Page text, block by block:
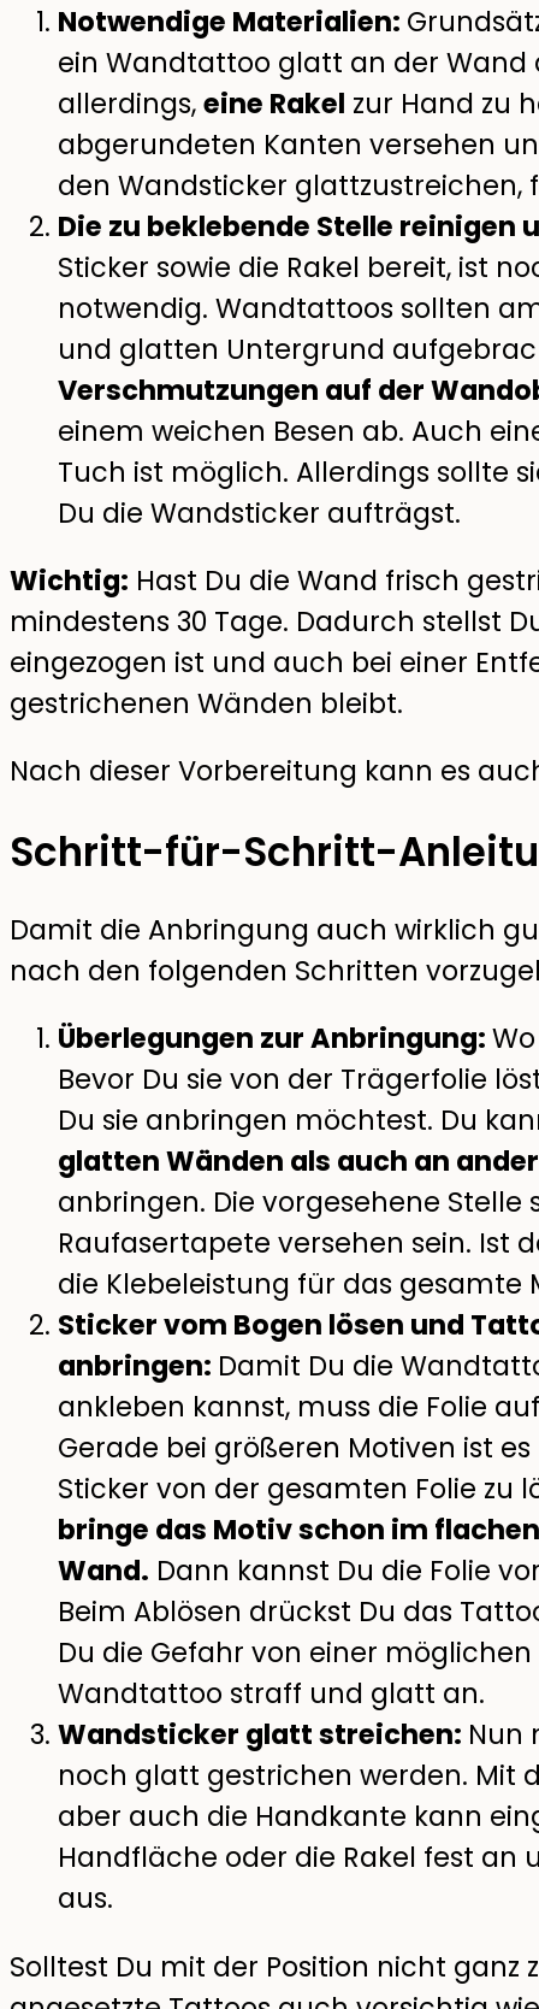
Notwendige Materialien:
ein Wandtattoo glatt an der Wand
allerdings,eine Rakel zur Hand zu
abgerundeten Kanten versehen
den Wandsticker glattzustreichen,
Die zu beklebende Stelle
Sticker sowie die Rakel bereit, ist
notwendig. Wandtattoos sollten
und glatten Untergrund
Verschmutzungen auf der
einem weichen Besen ab. Auch
Tuch ist möglich. Allerdings sollte
Du die Wandsticker aufträgst.
Wichtig: Hast Du die Wand frisch
mindestens 30 Tage. Dadurch stellst
eingezogen ist und auch bei einer
gestrichenen Wänden bleibt.
Nach dieser Vorbereitung kann es
Schritt-für-Schritt-
Damit die Anbringung auch wirklich
nach den folgenden Schritten
Überlegungen zur Anbringung:
Bevor Du sie von der Trägerfolie
Du sie anbringen möchtest. Du
glatten Wänden als auch an
anbringen. Die vorgesehene
Raufasertapete versehen sein. Ist
die Klebeleistung für das gesamte
Sticker vom Bogen lösen und
anbringen: Damit Du die
ankleben kannst, muss die Folie
Gerade bei größeren Motiven ist
Sticker von der gesamten Folie zu
bringe das Motiv schon im
Wand. Dann kannst Du die Folie
Beim Ablösen drückst Du das
Du die Gefahr von einer
Wandtattoo straff und glatt an.
Wandsticker glatt streichen: Nun
noch glatt gestrichen werden. Mit
aber auch die Handkante kann
Handfläche oder die Rakel fest an
aus.
Solltest Du mit der Position nicht ganz